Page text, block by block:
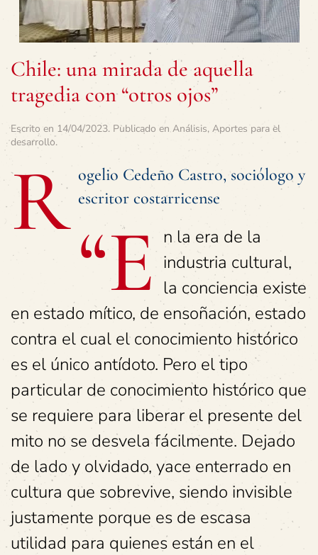
Chile: una mirada de aquella
tragedia con “otros ojos”
Escrito en 14/04/2023. Publicado en Análisis, Aportes para el
desarrollo.
R ogelio Cedeño Castro, sociólogo y
escritor costarricense
“E n la era de la
industria cultural,
la conciencia existe
en estado mítico, de ensoñación, estado
contra el cual el conocimiento histórico
es el único antídoto. Pero el tipo
particular de conocimiento histórico que
se requiere para liberar el presente del
mito no se desvela fácilmente. Dejado
de lado y olvidado, yace enterrado en
cultura que sobrevive, siendo invisible
justamente porque es de escasa
utilidad para quienes están en el